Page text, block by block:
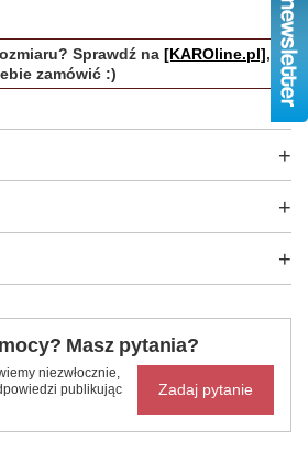
Sprawdź na [KAROline.pl],
zamówić :)
Masz pytania?
niezwłocznie,
publikując
Zadaj pytanie